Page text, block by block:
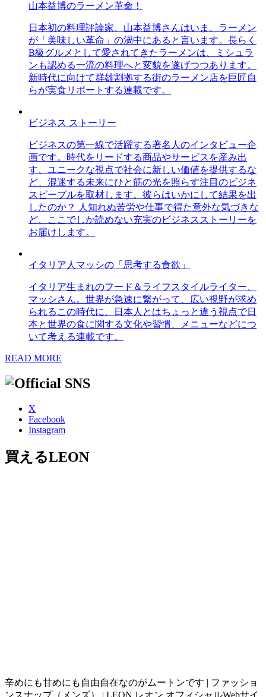
山本益博のラーメン革命！
日本初の料理評論家、山本益博さんはいま、ラーメン
が「美味しい革命」の渦中にあると言います。長らく
B級グルメとして愛されてきたラーメンは、ミシュラ
ンも認める一流の料理へと変貌を遂げつつあります。
新時代に向けて群雄割拠する街のラーメン店を巨匠自
らが実食リポートする連載です。
ビジネス ストーリー
ビジネスの第一線で活躍する著名人のインタビュー企
画です。時代をリードする商品やサービスを産み出
す、ユニークな視点で社会に新しい価値を提供するな
ど、混迷する未来にひと筋の光を照らす注目のビジネ
スピープルを取材します。彼らはいかにして結果を出
したのか？ 人知れぬ苦労や仕事で得た意外な気づきな
ど、ここでしか読めない充実のビジネスストーリーを
お届けします。
イタリア人マッシの「思考する食欲」
イタリア生まれのフード＆ライフスタイルライター、
マッシさん。世界が急速に繋がって、広い視野が求め
られるこの時代に、日本人とはちょっと違う視点で日
本と世界の食に関する文化や習慣、メニューなどにつ
いて考える連載です。
READ MORE
X
Facebook
Instagram
買えるLEON
辛めにも甘めにも自由自在なのがムートンです | ファッショ
ンスナップ（メンズ） | LEON レオン オフィシャルWebサイ